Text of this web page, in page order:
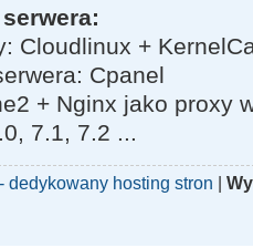
Cloudlinux +
Cpanel
+ Nginx jako proxy
7.1, 7.2 ...
dedykowany hosting stron